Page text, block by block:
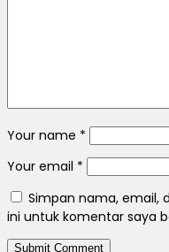
Your name *
Your email *
Simpan nama, email,
ini untuk komentar saya